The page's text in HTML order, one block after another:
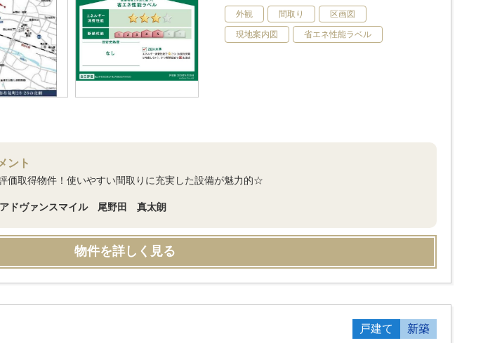
外観 間取り 区画図
現地案内図 省エネ性能ラベル
ント
価取得物件！使いやすい間取りに充実した設備が魅力的☆
ドヴァンスマイル 尾野田 真太朗
物件を詳しく見る
戸建て 新築